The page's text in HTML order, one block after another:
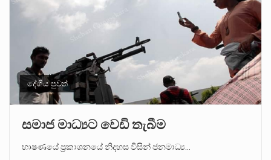
දේශීය පුවත්
සමාජ මාධ්‍යට වෙඩි තැබීම
භාෂණයේ ප්‍රකාශනයේ නිදහස විසින් ජනමාධ්‍ය…